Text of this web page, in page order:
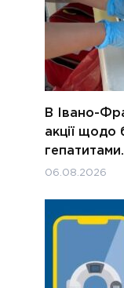
В Івано-
акції щодо
06.08.2026